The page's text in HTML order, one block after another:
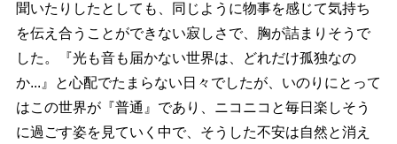
聞いたりしたとしても、同じように物事を感じて気持ち
を伝え合うことができない寂しさで、胸が詰まりそうで
した。『光も音も届かない世界は、どれだけ孤独なの
か...』と心配でたまらない日々でしたが、いのりにとって
はこの世界が『普通』であり、ニコニコと毎日楽しそう
に過ごす姿を見ていく中で、そうした不安は自然と消え